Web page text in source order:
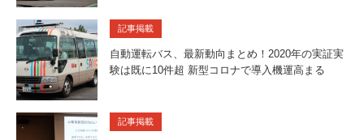
記事掲載
自動運転バス、最新動向まとめ！2020年の実証実
験は既に10件超 新型コロナで導入機運高まる
記事掲載